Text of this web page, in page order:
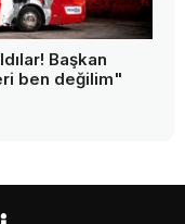
Başkan
ben değilim"